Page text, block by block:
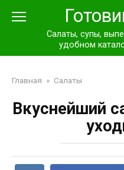
Салаты, супы,
удобном
Главная » Салаты
Вкуснейший